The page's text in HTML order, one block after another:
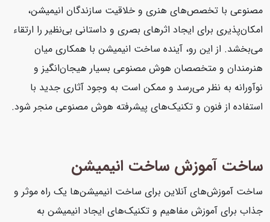
مصنوعی با تخصص‌های هنری و خلاقیت سازندگان انیمیشن،
امکان‌پذیری برای ایجاد اثرهای بصری و داستانی بی‌نظیر را ارتقاء
می‌بخشد. از این رو، آینده ساخت انیمیشن با همکاری میان
هنرمندان و متخصصان هوش مصنوعی بسیار هیجان‌انگیز و
نوآورانه به نظر می‌رسد و ممکن است به وجود آثاری جدید با
استفاده از فنون و تکنیک‌های پیشرفته هوش مصنوعی منجر شود.
ساخت آموزش ساخت انیمیشن
ساخت آموزش‌های آنلاین برای ساخت انیمیشن‌ها یک راه موثر و
جذاب برای آموزش مفاهیم و تکنیک‌های ایجاد انیمیشن به